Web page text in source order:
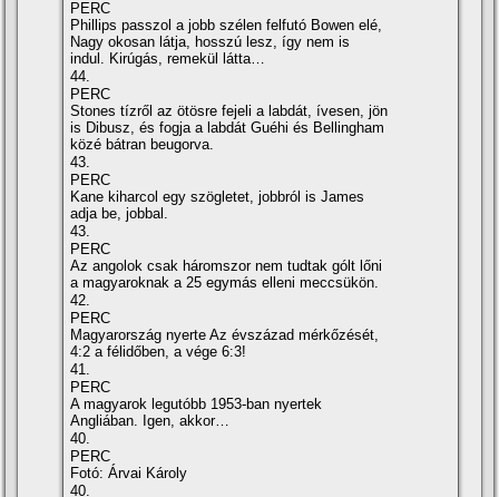
PERC
Phillips passzol a jobb szélen felfutó Bowen elé,
Nagy okosan látja, hosszú lesz, így nem is
indul. Kirúgás, remekül látta…
44.
PERC
Stones tízről az ötösre fejeli a labdát, ívesen, jön
is Dibusz, és fogja a labdát Guéhi és Bellingham
közé bátran beugorva.
43.
PERC
Kane kiharcol egy szögletet, jobbról is James
adja be, jobbal.
43.
PERC
Az angolok csak háromszor nem tudtak gólt lőni
a magyaroknak a 25 egymás elleni meccsükön.
42.
PERC
Magyarország nyerte Az évszázad mérkőzését,
4:2 a félidőben, a vége 6:3!
41.
PERC
A magyarok legutóbb 1953-ban nyertek
Angliában. Igen, akkor…
40.
PERC
Fotó: Árvai Károly
40.